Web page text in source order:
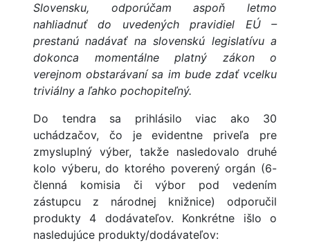
Slovensku, odporúčam aspoň letmo
nahliadnuť do uvedených pravidiel EÚ –
prestanú nadávať na slovenskú legislatívu a
dokonca momentálne platný zákon o
verejnom obstarávaní sa im bude zdať vcelku
triviálny a ľahko pochopiteľný.
Do tendra sa prihlásilo viac ako 30
uchádzačov, čo je evidentne priveľa pre
zmysluplný výber, takže nasledovalo druhé
kolo výberu, do ktorého poverený orgán (6-
členná komisia či výbor pod vedením
zástupcu z národnej knižnice) odporučil
produkty 4 dodávateľov. Konkrétne išlo o
nasledujúce produkty/dodávateľov: